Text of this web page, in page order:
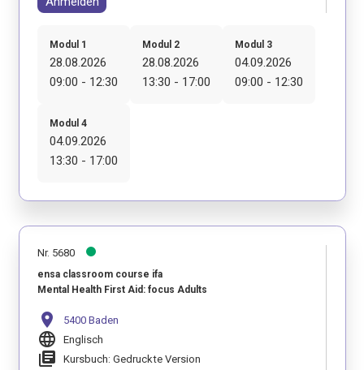
Modul 1
28.08.2026
09:00 - 12:30
Modul 2
28.08.2026
13:30 - 17:00
Modul 3
04.09.2026
09:00 - 12:30
Modul 4
04.09.2026
13:30 - 17:00
Nr. 5680
ensa classroom course ifa
Mental Health First Aid: focus Adults
location_on 5400 Baden
language Englisch
library_books Kursbuch: Gedruckte Version